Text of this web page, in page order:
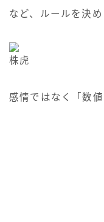
など、ルールを決め
株虎
感情ではなく「数